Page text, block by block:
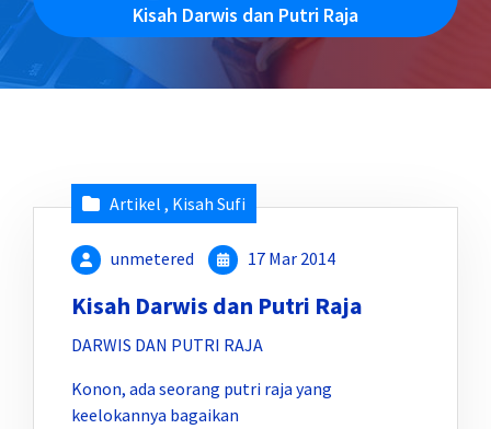
Kisah Darwis dan Putri Raja
Artikel , Kisah Sufi
unmetered 17 Mar 2014
Kisah Darwis dan Putri Raja
DARWIS DAN PUTRI RAJA
Konon, ada seorang putri raja yang
keelokannya bagaikan